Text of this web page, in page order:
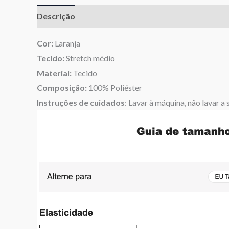
Descrição
Cor: Laranja
Tecido: Stretch médio
Material: Tecido
Composição: 100% Poliéster
Instruções de cuidados: Lavar à máquina, não lavar a